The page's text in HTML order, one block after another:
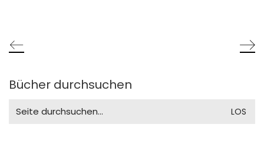
Bücher durchsuchen
for: